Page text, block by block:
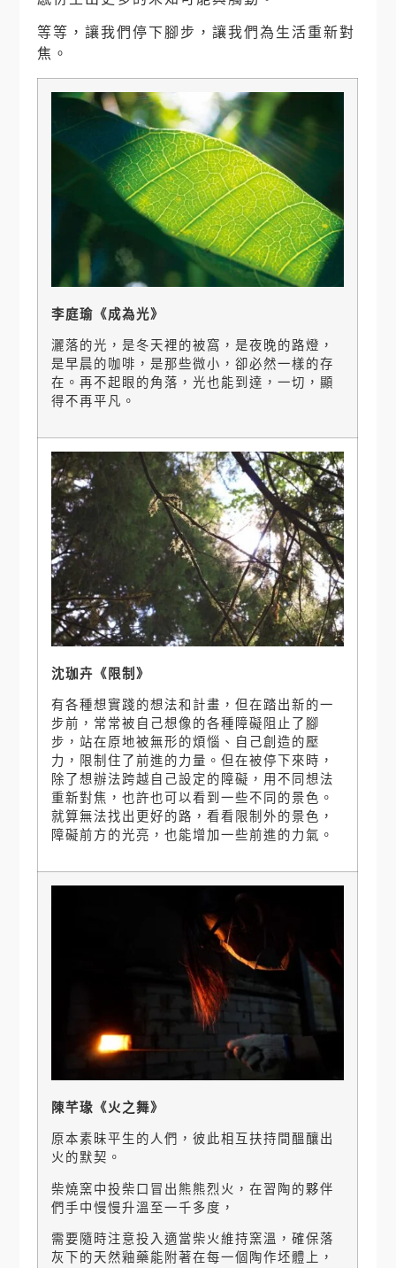
等等，讓我們停下腳步，讓我們為生活重新對
焦。
李庭瑜《成為光》
灑落的光，是冬天裡的被窩，是夜晚的路燈，
是早晨的咖啡，是那些微小，卻必然一樣的存
在。再不起眼的角落，光也能到達，一切，顯
得不再平凡。
沈珈卉《限制》
有各種想實踐的想法和計畫，但在踏出新的一
步前，常常被自己想像的各種障礙阻止了腳
步，站在原地被無形的煩惱、自己創造的壓
力，限制住了前進的力量。但在被停下來時，
除了想辦法跨越自己設定的障礙，用不同想法
重新對焦，也許也可以看到一些不同的景色。
就算無法找出更好的路，看看限制外的景色，
障礙前方的光亮，也能增加一些前進的力氣。
陳芊瑑《火之舞》
原本素昧平生的人們，彼此相互扶持間醞釀出
火的默契。
柴燒窯中投柴口冒出熊熊烈火，在習陶的夥伴
們手中慢慢升溫至一千多度，
需要隨時注意投入適當柴火維持窯溫，確保落
灰下的天然釉藥能附著在每一個陶作坯體上，